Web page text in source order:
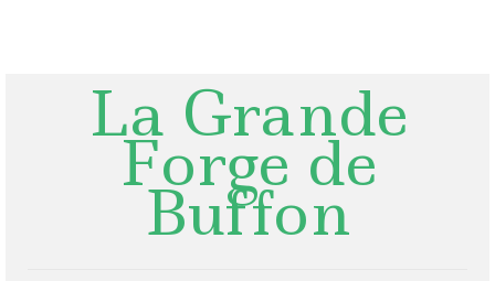
La Grande
Forge de
Buffon